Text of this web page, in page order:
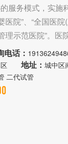
服务模式，实施
医院”、“全国医
理示范医院”。医
电话：
中区地址：城中区
二代试管